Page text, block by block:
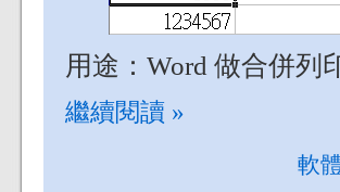
用途：Word 做合併列
繼續閱讀 »
軟